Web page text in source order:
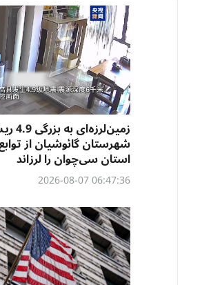
شهرستان گائوشیان از
استان سی‌چوان را لرزاند
06:47:36 2026-08-07